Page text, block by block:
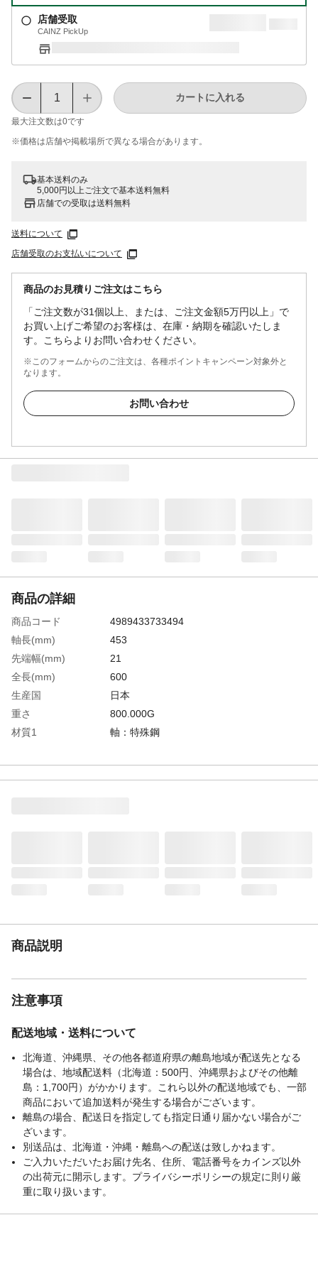
店舗受取
CAINZ PickUp
最大注文数は0です
カートに入れる
※価格は​店舗や​掲載場所で​異なる​場合が​あります。
基本送料のみ
5,000円以上ご注文で基本送料無料
店舗での受取は送料無料
送料について
店舗受取のお支払いについて
商品のお見積りご注文はこちら
「ご注文数が31個以上、または、ご注文金額5万円以上」で
お買い上げご希望のお客様は、在庫・納期を確認いたしま
す。こちらよりお問い合わせください。
※このフォームからのご注文は、各種ポイントキャンペーン対象外と
なります。
お問い合わせ
商品の詳細
商品コード
4989433733494
軸長(mm)
453
先端幅(mm)
21
全長(mm)
600
生産国
日本
重さ
800.000G
材質1
軸：特殊鋼
商品説明
注意事項
配送地域・送料について
北海道、沖縄県、その他各都道府県の離島地域が配送先となる
場合は、地域配送料（北海道：500円、沖縄県およびその他離
島：1,700円）がかかります。これら以外の配送地域でも、一部
商品において追加送料が発生する場合がございます。
離島の場合、配送日を指定しても指定日通り届かない場合がご
ざいます。
別送品は、北海道・沖縄・離島への配送は致しかねます。
ご入力いただいたお届け先名、住所、電話番号をカインズ以外
の出荷元に開示します。プライバシーポリシーの規定に則り厳
重に取り扱います。